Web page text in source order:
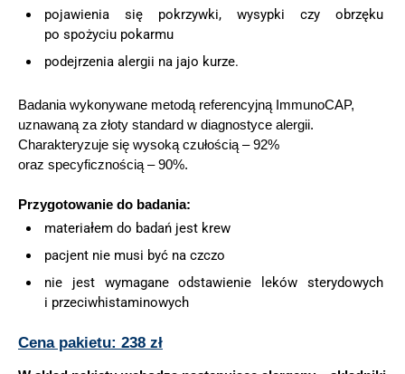
pojawienia się pokrzywki, wysypki czy obrzęku
po spożyciu pokarmu
podejrzenia alergii na jajo kurze.
Badania wykonywane metodą referencyjną ImmunoCAP,
uznawaną za złoty standard w diagnostyce alergii.
Charakteryzuje się wysoką czułością – 92%
oraz specyficznością – 90%.
Przygotowanie do badania:
materiałem do badań jest krew
pacjent nie musi być na czczo
nie jest wymagane odstawienie leków sterydowych
i przeciwhistaminowych
Cena pakietu: 238 zł